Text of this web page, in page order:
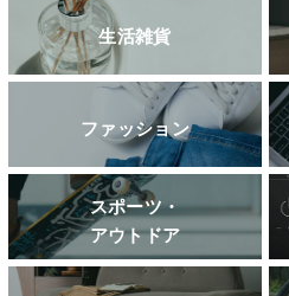
生活雑貨
ファッション
スポーツ・
アウトドア